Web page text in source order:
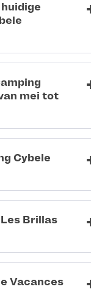
mei tot
Cybele
Brillas
Vacances